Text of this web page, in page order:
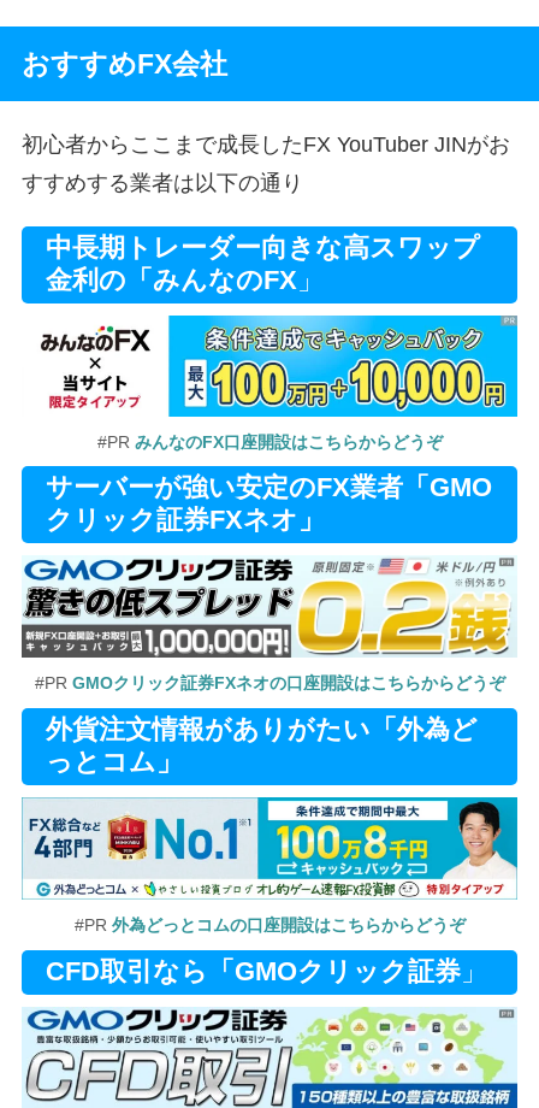
おすすめFX会社
初心者からここまで成長したFX YouTuber JINがお
すすめする業者は以下の通り
中長期トレーダー向きな高スワップ
金利の「みんなのFX 」
#PR みんなのFX口座開設はこちらからどうぞ
サーバーが強い安定のFX業者「GMO
クリック証券FXネオ」
#PR GMOクリック証券FXネオの口座開設はこちらからどうぞ
外貨注文情報がありがたい「外為ど
っとコム」
#PR 外為どっとコムの口座開設はこちらからどうぞ
CFD取引なら「GMOクリック証券」